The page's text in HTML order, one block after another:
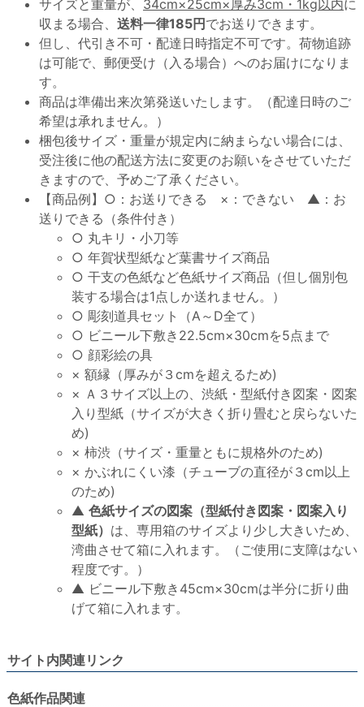
サイズと重量が、 34cm×25cm×厚み3cm・1kg以内に
収まる場合、 送料一律185円 でお送りできます。
但し、代引き不可・配達日時指定不可です。荷物追跡
は可能で、郵便受け（入る場合）へのお届けになりま
す。
商品は準備出来次第発送いたします。（配達日時のご
希望は承れません。）
梱包後サイズ・重量が規定内に納まらない場合には、
受注後に他の配送方法に変更のお願いをさせていただ
きますので、予めご了承ください。
【商品例】○：お送りできる ×：できない ▲：お
送りできる（条件付き）
○ 丸キリ・小刀等
○ 年賀状型紙など葉書サイズ商品
○ 干支の色紙など色紙サイズ商品（但し個別包
装する場合は1点しか送れません。）
○ 彫刻道具セット（A～D全て）
○ ビニール下敷き22.5cm×30cmを5点まで
○ 顔彩絵の具
× 額縁（厚みが３cmを超えるため)
× Ａ３サイズ以上の、渋紙・型紙付き図案・図案
入り型紙（サイズが大きく折り畳むと戻らないた
め)
× 柿渋（サイズ・重量ともに規格外のため)
× かぶれにくい漆（チューブの直径が３cm以上
のため)
▲ 色紙サイズの図案（型紙付き図案・図案入り
型紙） は、専用箱のサイズより少し大きいため、
湾曲させて箱に入れます。（ご使用に支障はない
程度です。）
▲ ビニール下敷き45cm×30cmは半分に折り曲
げて箱に入れます。
サイト内関連リンク
色紙作品関連